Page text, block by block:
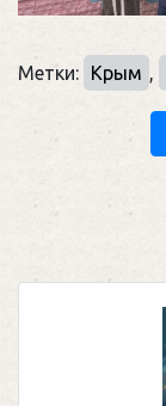
Метки: Крым ,